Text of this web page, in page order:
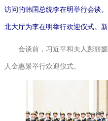
访问的韩国总统李在明举行会谈
北大厅为李在明举行欢迎仪式。
会谈前，习近平和夫人彭丽媛
人金惠景举行欢迎仪式。